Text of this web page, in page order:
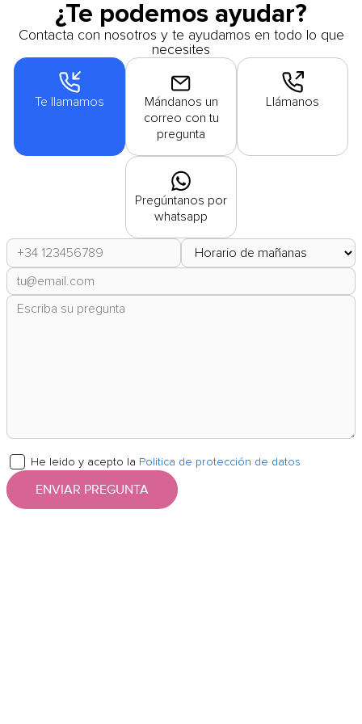
¿Te podemos ayudar?
Contacta con nosotros y te ayudamos en todo lo que
necesites
Te llamamos
Mándanos un
correo con tu
pregunta
Llámanos
Pregúntanos por
whatsapp
He leido y acepto la Politica de protección de datos
ENVIAR PREGUNTA